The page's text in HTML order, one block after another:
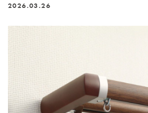
2026.03.26